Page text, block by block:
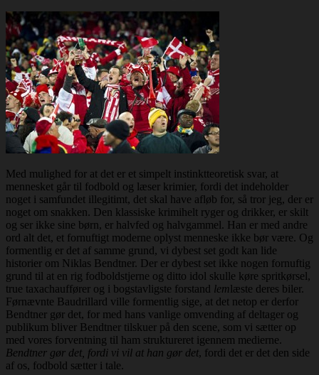
Med mulighed for at det er et simpelt instinktteoretisk svar, at
mennesket går til fodbold og læser krimier, fordi det indeholder
noget i samfundet illegitimt, det skal have afløb for, så tror jeg, der er
noget om snakken. Den klassiske krimihelt ryger og drikker, er skilt
og ser ikke sine børn, er halvfed og halvgammel. Han er med andre
ord alt det, et fornuftigt moderne oplyst menneske ikke bør være. Og
formentlig er det af samme grund, vi dybest set godt kan lide
historier om Niklas Bendtner. Der er dybest set ikke nogen fornuftig
grund til at en rig fodboldstjerne og ditto idol skulle køre spritkørsel,
true taxachauffører og i bogstavligste forstand lemlæste deres biler.
Førnævnte Baudrillard ville formentlig sige, at det netop er derfor
Bendtner gør det, for med hans vanlige omvending af deltager og
publikum bliver Bendtner tilskuer på den scene, som vi sætter op
med vores forventning til ham struktureret igennem medierne.
Bendtner gør det, fordi vi vil at han gør det, fordi det er det den side
af os, fodbold sætter i tale.